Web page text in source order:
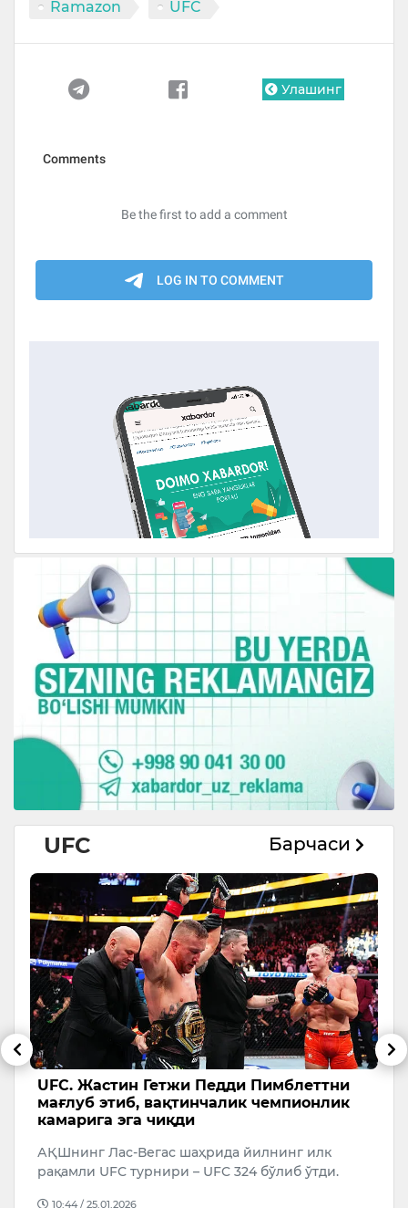
Ramazon UFC
Улашинг
UFC Барчаси
UFC. Жастин Гетжи Педди Пимблеттни
мағлуб этиб, вақтинчалик чемпионлик
камарига эга чиқди
АҚШнинг Лас-Вегас шаҳрида йилнинг илк
рақамли UFC турнири – UFC 324 бўлиб ўтди.
10:44 / 25.01.2026